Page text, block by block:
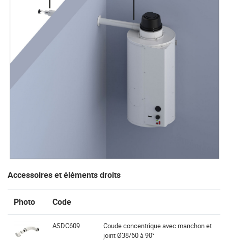
Accessoires et éléments droits
Photo Code
ASDC609
Coude concentrique avec manchon et
joint Ø38/60 à 90°